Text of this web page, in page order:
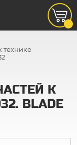
технике
К
BLADE